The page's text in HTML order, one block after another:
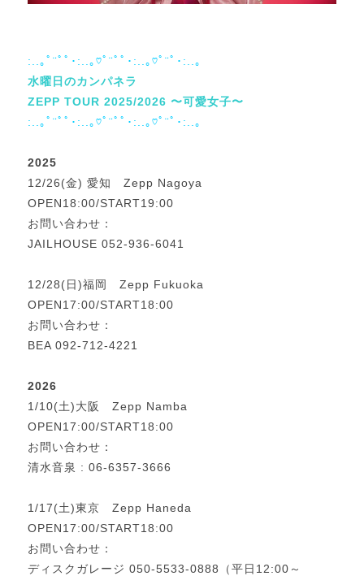
:..｡ﾟ¨ﾟﾟ･:..｡♡ﾟ¨ﾟﾟ･:..｡♡ﾟ¨ﾟ･:..｡
水曜日のカンパネラ
ZEPP TOUR 2025/2026 〜可愛女子〜
:..｡ﾟ¨ﾟﾟ･:..｡♡ﾟ¨ﾟﾟ･:..｡♡ﾟ¨ﾟ･:..｡
2025
12/26(金) 愛知 Zepp Nagoya
OPEN18:00/START19:00
お問い合わせ：
JAILHOUSE 052-936-6041
12/28(日)福岡 Zepp Fukuoka
OPEN17:00/START18:00
お問い合わせ：
BEA 092-712-4221
2026
1/10(土)大阪 Zepp Namba
OPEN17:00/START18:00
お問い合わせ：
清水音泉 : 06-6357-3666
1/17(土)東京 Zepp Haneda
OPEN17:00/START18:00
お問い合わせ：
ディスクガレージ050-5533-0888（平日12:00～